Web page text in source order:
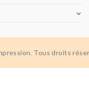
Tous droits